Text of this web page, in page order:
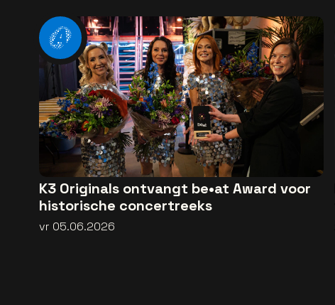
K3 Originals ontvangt be•at Award voor
historische concertreeks
vr 05.06.2026